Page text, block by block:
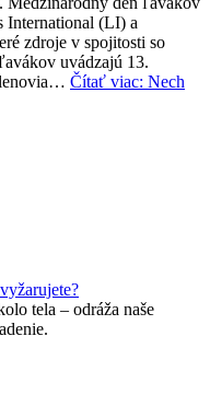
International (LI) a
zdroje v spojitosti so
uvádzajú 13.
Čítať viac: Nech
tela – odráža naše